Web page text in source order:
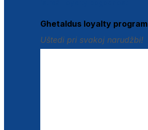
Ghetaldus loyalty program
Uštedi pri svakoj narudžbi!